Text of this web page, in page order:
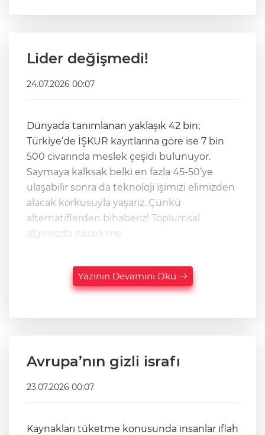
Lider değişmedi!
24.07.2026 00:07
Dünyada tanımlanan yaklaşık 42 bin;
Türkiye’de İŞKUR kayıtlarına göre ise 7 bin
500 civarında meslek çeşidi bulunuyor.
Saymaya kalksak belki en fazla 45-50’ye
ulaşabilir sonra da teknoloji işimizi elimizden
alacak korkusuyla yaşarız. Çünkü
alternatiflerden bihaberiz! Toplumsal
algımızda itibarlı me
Yazının Devamını Oku
Avrupa’nın gizli israfı
23.07.2026 00:07
Kaynakları tüketme konusunda insanlar iflah